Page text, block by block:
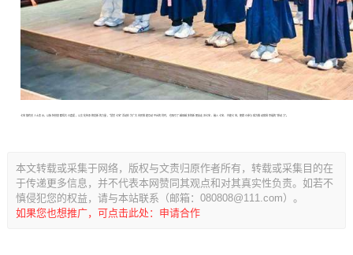
七宝镇有关人士表示，以独特创意赢得大众喜爱，以文化传承焕发新的力量，“慧赏七宝”活动在为广大市民搭建互动平台的同时，也吸引了越来越多的新朋友走进七宝、融入七宝、共建七宝，使群众参与成为推动家园幸福的“原动力”。
本文转载或采集于网络，版权与文责归原作者所有，转载或采集目的在
于传递更多信息，并不代表本网赞同其观点和对其真实性负责。如若不
慎侵犯您的权益，请与本站联系（邮箱：080808@111.com）。
如果您也想推广，可点击此处：申请合作